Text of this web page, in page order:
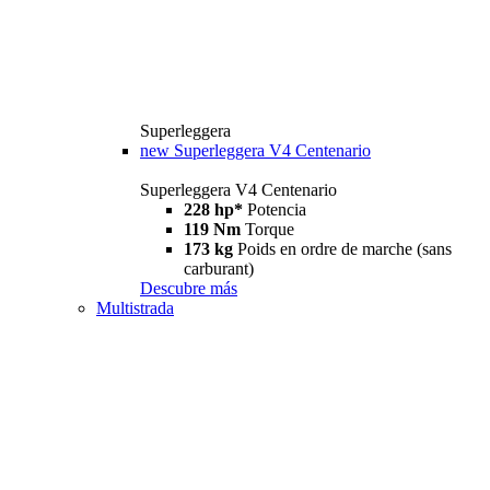
Superleggera
new Superleggera V4 Centenario
Superleggera V4 Centenario
228 hp* Potencia
119 Nm Torque
173 kg Poids en ordre de marche (sans
carburant)
Descubre más
Multistrada